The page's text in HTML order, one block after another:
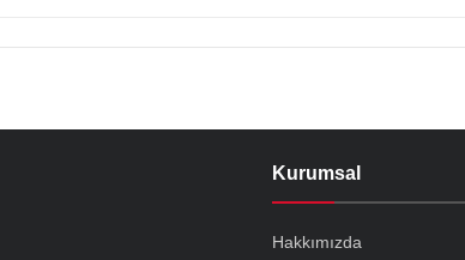
Kurumsal
Hakkımızda